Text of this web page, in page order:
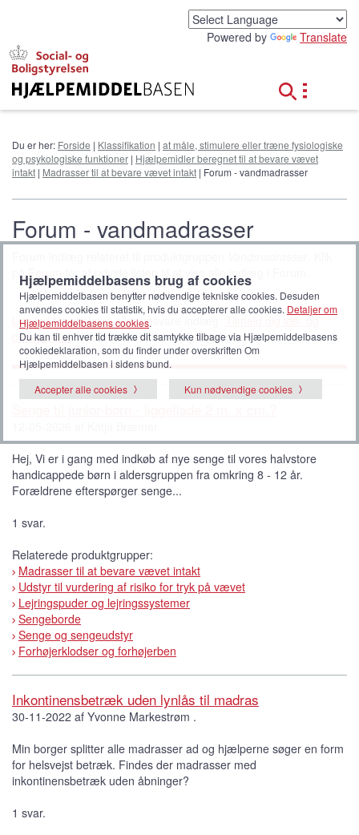
Powered by Translate
Du er her: Forside | Klassifikation | at måle, stimulere eller træne fysiologiske
og psykologiske funktioner | Hjælpemidler beregnet til at bevare vævet
intakt | Madrasser til at bevare vævet intakt | Forum - vandmadrasser
Forum - vandmadrasser
påForum for at udvide listen til at vise alle indlæg i Forum.
Log indfor at skrive eller besvare indlæg.
Tilmeld dig idé- og
debatforum, hvis ikke du har en adgangskode.
Hej, Vi er i gang med indkøb af nye senge til vores halvstore
handicappede børn i aldersgruppen fra omkring 8 - 12 år.
Forældrene efterspørger senge...
1 svar.
Relaterede produktgrupper:
Madrasser til at bevare vævet intakt
Udstyr til vurdering af risiko for tryk på vævet
Lejringspuder og lejringssystemer
Sengeborde
Senge og sengeudstyr
Forhøjerklodser og forhøjerben
Inkontinensbetræk uden lynlås til madras
30-11-2022 af Yvonne Markestrøm .
Min borger splitter alle madrasser ad og hjælperne søger en form
for helsvejst betræk. Findes der madrasser med
inkontinensbetræk uden åbninger?
1 svar.
Hjælpemiddelbasens brug af cookies
Hjælpemiddelbasen benytter nødvendige tekniske cookies. Desuden
anvendes cookies til statistik, hvis du accepterer alle cookies. Detaljer om
Hjælpemiddelbasens cookies.
Du kan til enhver tid trække dit samtykke tilbage via Hjælpemiddelbasens
cookiedeklaration, som du finder under overskriften Om
Hjælpemiddelbasen i sidens bund.
Accepter alle cookies
Kun nødvendige cookies